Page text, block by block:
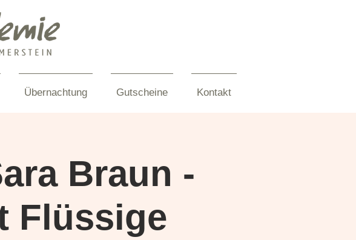
Übernachtung Gutscheine Kontakt
Braun -
Flüssige